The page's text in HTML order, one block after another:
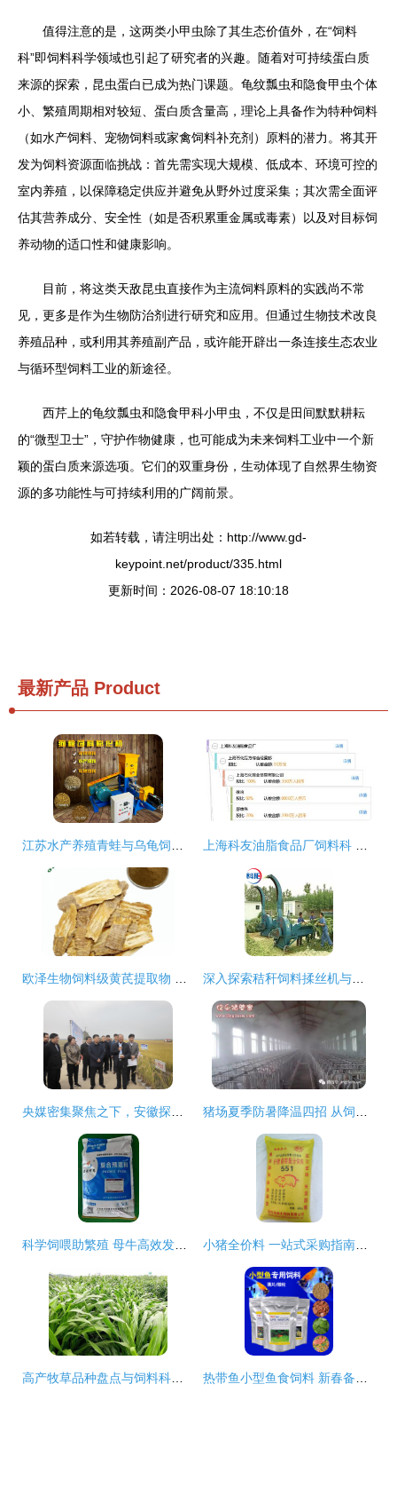
值得注意的是，这两类小甲虫除了其生态价值外，在“饲料
科”即饲料科学领域也引起了研究者的兴趣。随着对可持续蛋白质
来源的探索，昆虫蛋白已成为热门课题。龟纹瓢虫和隐食甲虫个体
小、繁殖周期相对较短、蛋白质含量高，理论上具备作为特种饲料
（如水产饲料、宠物饲料或家禽饲料补充剂）原料的潜力。将其开
发为饲料资源面临挑战：首先需实现大规模、低成本、环境可控的
室内养殖，以保障稳定供应并避免从野外过度采集；其次需全面评
估其营养成分、安全性（如是否积累重金属或毒素）以及对目标饲
养动物的适口性和健康影响。
目前，将这类天敌昆虫直接作为主流饲料原料的实践尚不常
见，更多是作为生物防治剂进行研究和应用。但通过生物技术改良
养殖品种，或利用其养殖副产品，或许能开辟出一条连接生态农业
与循环型饲料工业的新途径。
西芹上的龟纹瓢虫和隐食甲科小甲虫，不仅是田间默默耕耘
的“微型卫士”，守护作物健康，也可能成为未来饲料工业中一个新
颖的蛋白质来源选项。它们的双重身份，生动体现了自然界生物资
源的多功能性与可持续利用的广阔前景。
如若转载，请注明出处：http://www.gd-
keypoint.net/product/335.html
更新时间：2026-08-07 18:10:18
最新产品 Product